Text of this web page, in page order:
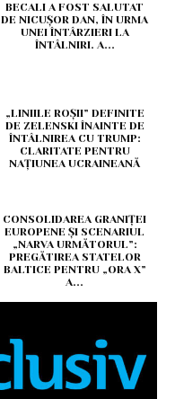
BECALI A FOST SALUTAT
DE NICUȘOR DAN, ÎN URMA
UNEI ÎNTÂRZIERI LA
ÎNTÂLNIRI. A...
„LINIILE ROȘII” DEFINITE
DE ZELENSKI ÎNAINTE DE
ÎNTÂLNIREA CU TRUMP:
CLARITATE PENTRU
NAȚIUNEA UCRAINEANĂ
CONSOLIDAREA GRANIȚEI
EUROPENE ȘI SCENARIUL
„NARVA URMĂTORUL”:
PREGĂTIREA STATELOR
BALTICE PENTRU „ORA X”
A...